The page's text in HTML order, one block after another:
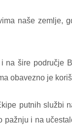
naše zemlje,
šire područje
obavezno je
putnih službi
i na